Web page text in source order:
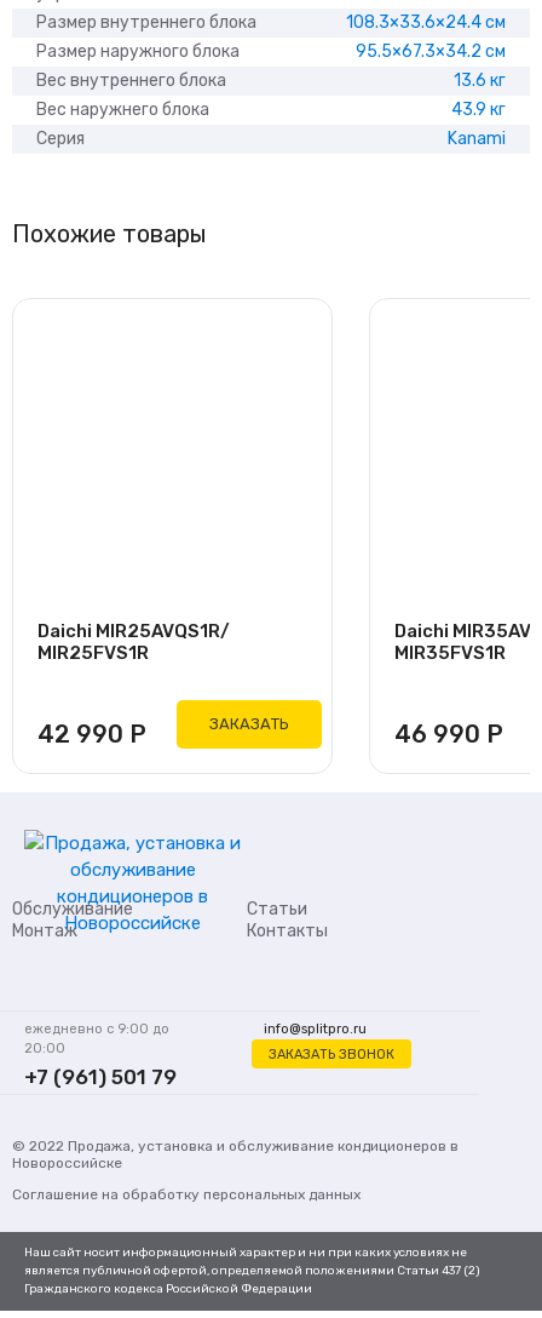
Размер внутреннего блока
108.3×33.6×24.4 см
Размер наружного блока
95.5×67.3×34.2 см
Вес внутреннего блока
13.6 кг
Вес наружнего блока
43.9 кг
Серия
Kanami
Похожие товары
Daichi MIR25AVQS1R/
MIR25FVS1R
42 990 Р ЗАКАЗАТЬ
Daichi
MIR35FVS1R
46 990 Р
Обслуживание
Монтаж
Статьи
Контакты
info@splitpro.ru
ЗАКАЗАТЬ ЗВОНОК
ежедневно с 9:00 до
20:00
+7 (961) 501 79
© 2022 Продажа, установка и обслуживание кондиционеров в
Новороссийске
Соглашение на обработку персональных данных
Наш сайт носит информационный характер и ни при каких условиях не
является публичной офертой, определяемой положениями Статьи 437 (2)
Гражданского кодекса Российской Федерации